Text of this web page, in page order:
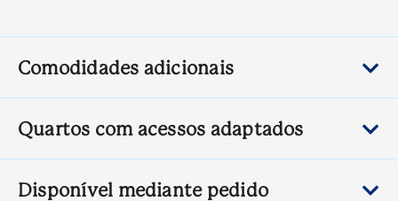
Comodidades adicionais
Quartos com acessos adaptados
Disponível mediante pedido